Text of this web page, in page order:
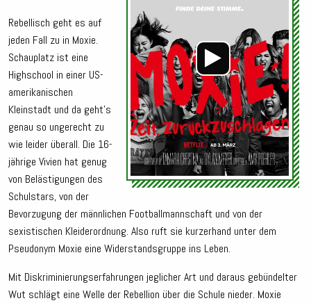
Rebellisch geht es auf
jeden Fall zu in Moxie.
Schauplatz ist eine
Highschool in einer US-
amerikanischen
Kleinstadt und da geht’s
genau so ungerecht zu
wie leider überall. Die 16-
jährige Vivien hat genug
von Belästigungen des
Schulstars, von der
Bevorzugung der männlichen Footballmannschaft und von der
sexistischen Kleiderordnung. Also ruft sie kurzerhand unter dem
Pseudonym Moxie eine Widerstandsgruppe ins Leben.
Mit Diskriminierungserfahrungen jeglicher Art und daraus gebündelter
Wut schlägt eine Welle der Rebellion über die Schule nieder. Moxie